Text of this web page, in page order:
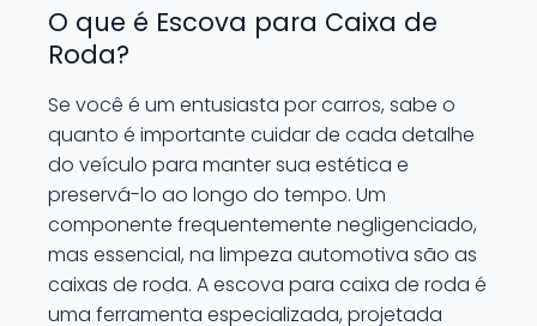
O que é Escova para Caixa de
Roda?
Se você é um entusiasta por carros, sabe o
quanto é importante cuidar de cada detalhe
do veículo para manter sua estética e
preservá-lo ao longo do tempo. Um
componente frequentemente negligenciado,
mas essencial, na limpeza automotiva são as
caixas de roda. A escova para caixa de roda é
uma ferramenta especializada, projetada